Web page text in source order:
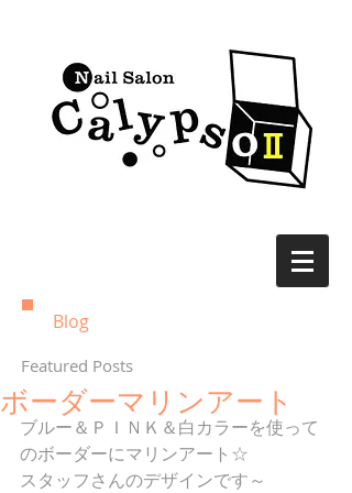
Blog
Featured Posts
ボーダーマリンアート
ブルー＆ＰＩＮＫ＆白カラーを使って
のボーダーにマリンアート☆
スタッフさんのデザインです～